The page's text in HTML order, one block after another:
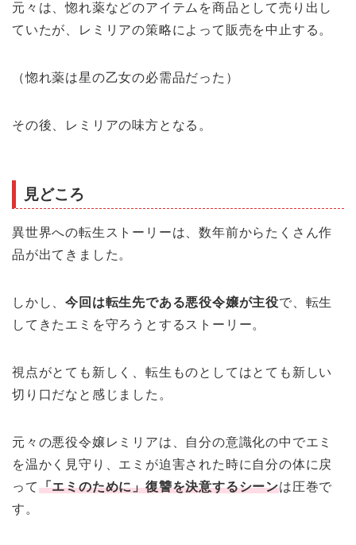
元々は、惚れ薬などのアイテムを商品として売り出し
ていたが、レミリアの策略によって販売を中止する。
（惚れ薬は星の乙女の必需品だった）
その後、レミリアの味方となる。
見どころ
異世界への転生ストーリーは、数年前からたくさん作
品が出てきました。
しかし、今回は転生先である悪役令嬢が主役で、転生
してきたエミを守ろうとするストーリー。
視点がとても新しく、転生ものとしてはとても新しい
切り口だなと感じました。
元々の悪役令嬢レミリアは、自分の意識化の中でエミ
を温かく見守り、エミが迫害された時に自分の体に戻
って「エミのために」復讐を決意するシーンは圧巻で
す。